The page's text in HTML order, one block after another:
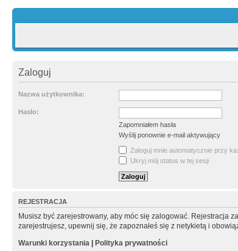
Zaloguj
Nazwa użytkownika:
Hasło:
Zapomniałem hasła
Wyślij ponownie e-mail aktywujący
Zaloguj mnie automatycznie przy
Ukryj mój status w tej sesji
REJESTRACJA
Musisz być zarejestrowany, aby móc się zalogować. Rejestracja
zarejestrujesz, upewnij się, że zapoznałeś się z netykietą i
Warunki korzystania | Polityka prywatności